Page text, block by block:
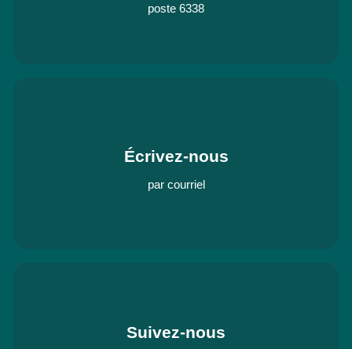
poste 6338
Écrivez-nous
par courriel
Suivez-nous